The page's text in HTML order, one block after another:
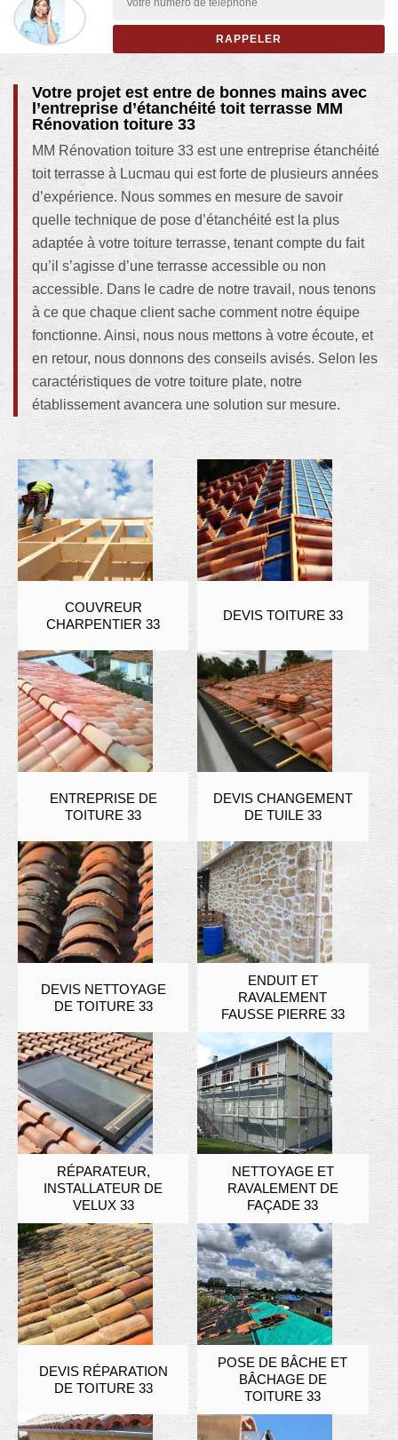
Votre projet est entre de bonnes mains avec
l’entreprise d’étanchéité toit terrasse MM
Rénovation toiture 33
MM Rénovation toiture 33 est une entreprise étanchéité
toit terrasse à Lucmau qui est forte de plusieurs années
d’expérience. Nous sommes en mesure de savoir
quelle technique de pose d’étanchéité est la plus
adaptée à votre toiture terrasse, tenant compte du fait
qu’il s’agisse d’une terrasse accessible ou non
accessible. Dans le cadre de notre travail, nous tenons
à ce que chaque client sache comment notre équipe
fonctionne. Ainsi, nous nous mettons à votre écoute, et
en retour, nous donnons des conseils avisés. Selon les
caractéristiques de votre toiture plate, notre
établissement avancera une solution sur mesure.
COUVREUR
CHARPENTIER 33
DEVIS TOITURE 33
ENTREPRISE DE
TOITURE 33
DEVIS CHANGEMENT
DE TUILE 33
DEVIS NETTOYAGE
DE TOITURE 33
ENDUIT ET
RAVALEMENT
FAUSSE PIERRE 33
RÉPARATEUR,
INSTALLATEUR DE
VELUX 33
NETTOYAGE ET
RAVALEMENT DE
FAÇADE 33
DEVIS RÉPARATION
DE TOITURE 33
POSE DE BÂCHE ET
BÂCHAGE DE
TOITURE 33